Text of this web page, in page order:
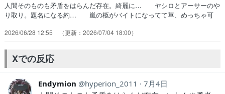
人間そのものも矛盾をはらんだ存在。綺麗に… ヤシロとアーサーのや
り取り。題名になる約… 嵐の柩がバイトになってて草、めっちゃ可
したし物語として面白かったで… 勇者と魔王という役割を現代風世界
思惑、それを知らぬ若人達…なんだか… 誰かの希望に為るために勇者
に成った卒業生… 最後に新しいキャラも来たし続きができそう…
2026/06/28 12:55 2026/07/04 18:00
Xでの反応
Endymion hyperion_2011
7月4日